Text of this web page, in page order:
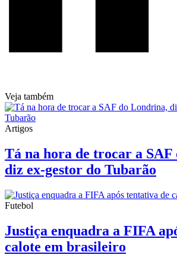
Veja também
Artigos
Tá na hora de trocar a
diz ex-gestor do Tubarão
Futebol
Justiça enquadra a FIFA
calote em brasileiro